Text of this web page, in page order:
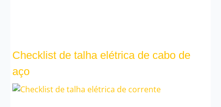
Checklist de talha elétrica de cabo de
aço